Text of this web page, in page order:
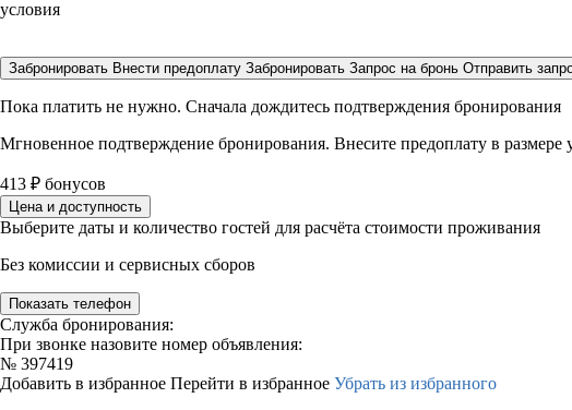
условия
Забронировать Внести предоплату Забронировать Запрос на бронь Отправить
Пока платить не нужно. Сначала дождитесь подтверждения бронирования
Мгновенное подтверждение бронирования. Внесите предоплату в размере
413 ₽ бонусов
Цена и доступность
Выберите даты и количество гостей для расчёта стоимости проживания
Без комиссии и сервисных сборов
Показать телефон
Служба бронирования:
При звонке назовите номер объявления:
№ 397419
Добавить в избранное Перейти в избранное Убрать из избранного